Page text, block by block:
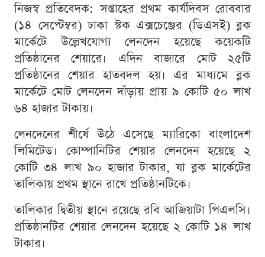
নিজস্ব প্রতিবেদক: সপ্তাহের প্রথম কার্যদিবস রোববার
(১৪ সেপ্টেম্বর) ঢাকা স্টক এক্সচেঞ্জের (ডিএসই) ব্লক
মার্কেটে উল্লেখযোগ্য লেনদেন হয়েছে কয়েকটি
প্রতিষ্ঠানের শেয়ারে। এদিন বাজারে মোট ২৫টি
প্রতিষ্ঠানের শেয়ার হাতবদল হয়। এর মাধ্যমে ব্লক
মার্কেটে মোট লেনদেন দাঁড়ায় প্রায় ৯ কোটি ৫০ লাখ
৬৪ হাজার টাকায়।
লেনদেনের শীর্ষে উঠে এসেছে ম্যারিকো বাংলাদেশ
লিমিটেড। কোম্পানিটির শেয়ার লেনদেন হয়েছে ২
কোটি ৩৪ লাখ ৯০ হাজার টাকার, যা ব্লক মার্কেটের
তালিকায় প্রথম স্থানে রাখে প্রতিষ্ঠানটিকে।
তালিকার দ্বিতীয় স্থানে রয়েছে রবি আজিয়াটা পিএলসি।
প্রতিষ্ঠানটির শেয়ার লেনদেন হয়েছে ২ কোটি ১৪ লাখ
টাকার।